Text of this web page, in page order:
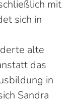
mit
sich in
alte
das
in
Sandra